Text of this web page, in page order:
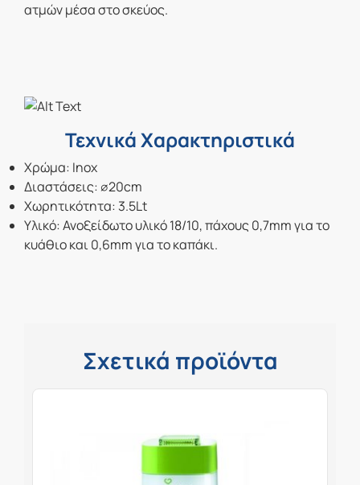
ατμών μέσα στο σκεύος.
Τεχνικά Χαρακτηριστικά
Χρώμα: Inox
Διαστάσεις:∅20cm
Χωρητικότητα: 3.5Lt
Υλικό:Ανοξείδωτο υλικό 18/10, πάχους 0,7mm για το
κυάθιο και 0,6mm για το καπάκι.
Σχετικά προϊόντα